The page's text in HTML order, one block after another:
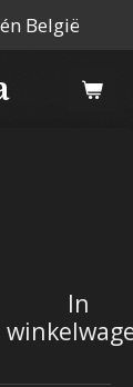
België
In